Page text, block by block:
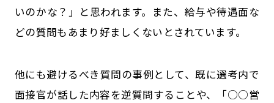
いのかな？」と思われます。また、給与や待遇面な
どの質問もあまり好ましくないとされています。
他にも避けるべき質問の事例として、既に選考内で
面接官が話した内容を逆質問することや、「○○営